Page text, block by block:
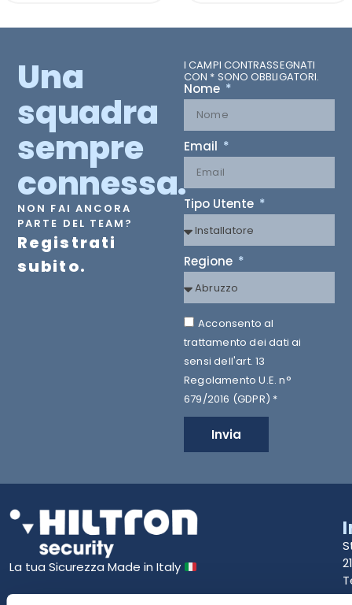
Una
squadra
sempre
connessa.
NON FAI ANCORA
PARTE DEL TEAM?
Registrati
subito.
I CAMPI CONTRASSEGNATI
CON * SONO OBBLIGATORI.
Nome
Email
Tipo Utente
Regione
Acconsento al
trattamento dei dati ai
sensi dell'art. 13
Regolamento U.E. n°
679/2016 (GDPR) *
Invia
La tua Sicurezza Made in Italy